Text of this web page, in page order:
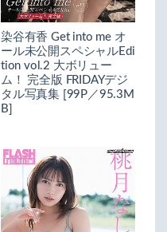
染谷有香 Get into me オ
ール未公開スペシャルEdi
tion vol.2 大ボリュー
ム！ 完全版 FRIDAYデジ
タル写真集 [99P／95.3M
B]